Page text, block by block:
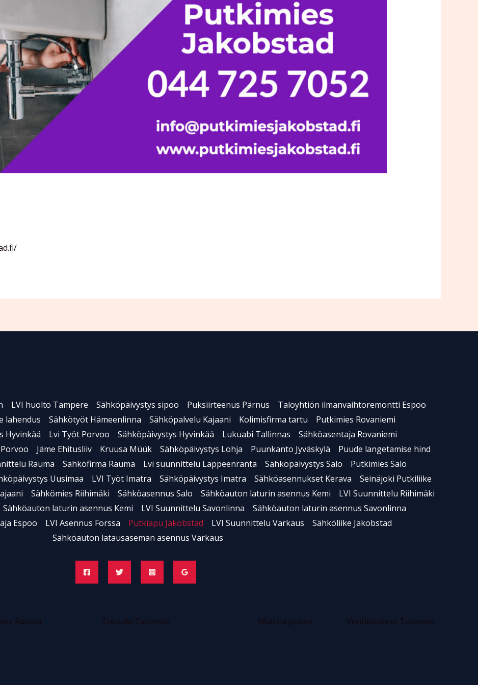
LVI huolto Tampere Sähköpäivystys sipoo Puksiirteenus Pärnus
Taloyhtiön ilmanvaihtoremontti Espoo
lahendus Sähkötyöt Hämeenlinna Sähköpalvelu Kajaani Kolimisfirma tartu
Putkimies Rovaniemi
Hyvinkää Lvi Työt Porvoo Sähköpäivystys Hyvinkää Lukuabi Tallinnas
Sähköasentaja Rovaniemi
Jäme Ehitusliiv Kruusa Müük Sähköpäivystys Lohja Puunkanto Jyväskylä
Puude langetamise hind
Rauma Sähköfirma Rauma Lvi suunnittelu Lappeenranta Sähköpäivystys Salo
Putkimies Salo
Uusimaa LVI Työt Imatra Sähköpäivystys Imatra Sähköasennukset Kerava
Seinäjoki Putkiliike
Sähkömies Riihimäki Sähköasennus Salo Sähköauton laturin asennus Kemi
LVI Suunnittelu Riihimäki
Sähköauton laturin asennus Kemi LVI Suunnittelu Savonlinna
Sähköauton laturin asennus Savonlinna
Espoo LVI Asennus Forssa Putkiapu Jakobstad LVI Suunnittelu Varkaus
Sähköliike Jakobstad
Sähköauton latausaseman asennus Varkaus
Rauma Toruabi Tallinnas Matcha pulber Ventilatsioon Tallinnas